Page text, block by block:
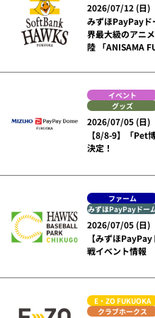
2026/07/12 (日)
みずほPayPayド
界最大級のアニ
陸 「ANISAMA
イベント
グッズ
2026/07/05 (日)
【8/8-9】「Pet
決定！
ファーム
みずほPayPayドー
2026/07/05 (日)
【みずほ
戦イベント情報
E・ZO FUKUOKA
クラブホークス